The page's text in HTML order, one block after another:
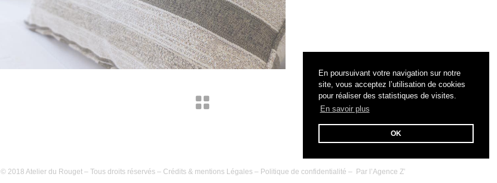
En poursuivant votre navigation sur notre
site, vous acceptez l’utilisation de cookies
pour réaliser des statistiques de visites.
En savoir plus
OK
© 2018 Atelier du Rouget – Tous droits réservés – Crédits & mentions Légales – Politique de confidentialité – Par l’Agence Z’